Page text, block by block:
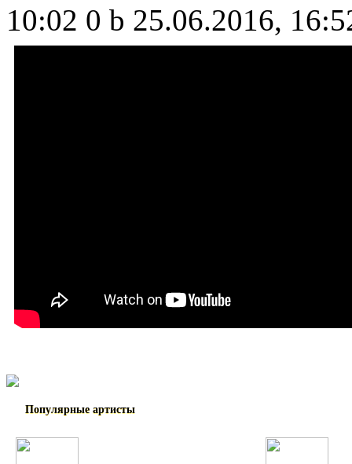
10:02 0 b 25.06.2016,
Популярные артисты